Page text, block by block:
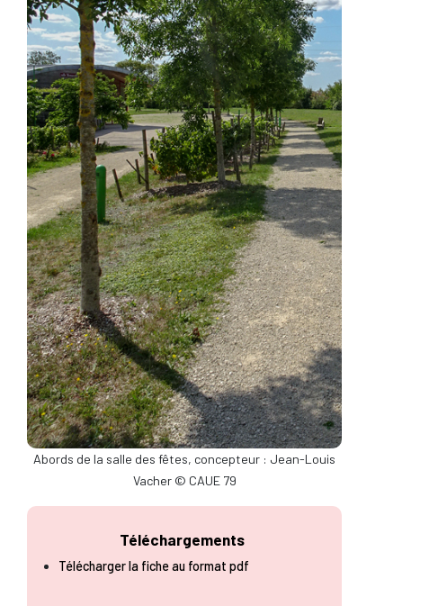
Abords de la salle des fêtes, concepteur : Jean-Louis
Vacher © CAUE 79
Téléchargements
Télécharger la fiche au format pdf